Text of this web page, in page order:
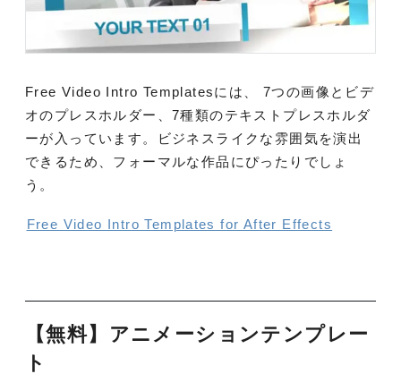
Free Video Intro Templatesには、 7つの画像とビデ
オのプレスホルダー、7種類のテキストプレスホルダ
ーが入っています。ビジネスライクな雰囲気を演出
できるため、フォーマルな作品にぴったりでしょ
う。
Free Video Intro Templates for After Effects
【無料】アニメーションテンプレー
ト